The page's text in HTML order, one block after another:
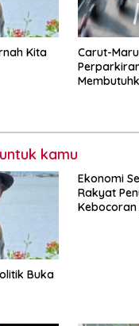
Kita
Carut-
kamu
Buka
Ekonomi
Rakyat